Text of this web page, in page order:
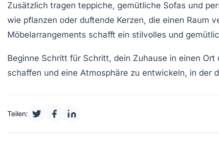
Zusätzlich tragen teppiche, gemütliche Sofas und
wie pflanzen oder duftende Kerzen, die einen Raum
Möbelarrangements schafft ein stilvolles und
Beginne Schritt für Schritt, dein Zuhause in einen
schaffen und eine Atmosphäre zu entwickeln, in der
Teilen: